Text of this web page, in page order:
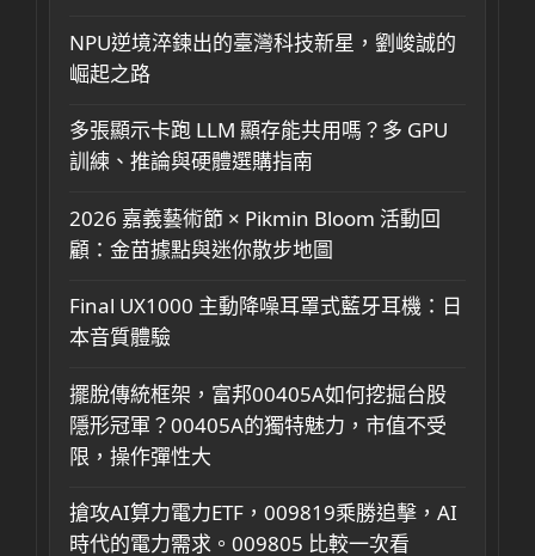
NPU逆境淬鍊出的臺灣科技新星，劉峻誠的
崛起之路
多張顯示卡跑 LLM 顯存能共用嗎？多 GPU
訓練、推論與硬體選購指南
2026 嘉義藝術節 × Pikmin Bloom 活動回
顧：金苗據點與迷你散步地圖
Final UX1000 主動降噪耳罩式藍牙耳機：日
本音質體驗
擺脫傳統框架，富邦00405A如何挖掘台股
隱形冠軍？00405A的獨特魅力，市值不受
限，操作彈性大
搶攻AI算力電力ETF，009819乘勝追擊，AI
時代的電力需求。009805 比較一次看